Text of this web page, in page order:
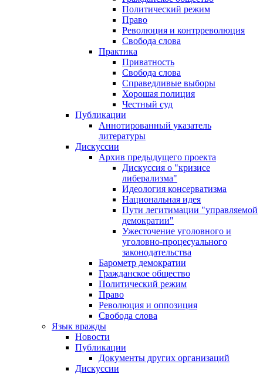
Политический режим
Право
Революция и контрреволюция
Свобода слова
Практика
Приватность
Свобода слова
Справедливые выборы
Хорошая полиция
Честный суд
Публикации
Аннотированный указатель
литературы
Дискуссии
Архив предыдущего проекта
Дискуссия о "кризисе
либерализма"
Идеология консерватизма
Национальная идея
Пути легитимации "управляемой
демократии"
Ужесточение уголовного и
уголовно-процесуального
законодательства
Барометр демократии
Гражданское общество
Политический режим
Право
Революция и оппозиция
Свобода слова
Язык вражды
Новости
Публикации
Документы других организаций
Дискуссии